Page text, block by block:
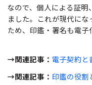
私たちをフォロー
なので、個人による証
ました。これが現代に
ため、印鑑・署名も電子
→関連記事： 電子契約と
→関連記事： 印鑑の役割